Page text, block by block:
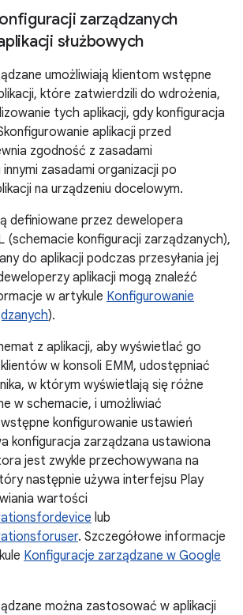
zarządzanych
służbowych
umożliwiają klientom wstępne
które zatwierdzili do wdrożenia,
tych aplikacji, gdy konfiguracja
aplikacji przed
zgodność z zasadami
zasadami organizacji po
na urządzeniu docelowym.
definiowane przez dewelopera
(schemacie konfiguracji zarządzanych),
do aplikacji podczas przesyłania jej
aplikacji mogą znaleźć
w artykule Konfigurowanie
).
z aplikacji, aby wyświetlać go
w konsoli EMM, udostępniać
w którym wyświetlają się różne
w schemacie, i umożliwiać
konfigurowanie ustawień
konfiguracja zarządzana ustawiona
jest zwykle przechowywana na
następnie używa interfejsu Play
wartości
lub
. Szczegółowe informacje
Konfiguracje zarządzane w Google
można zastosować w aplikacji